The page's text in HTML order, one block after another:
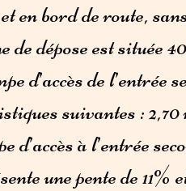
en bord de route,
de dépose est située
d’accès de l’entrée
suivantes :
d’accès à l’entrée
une pente de 11%